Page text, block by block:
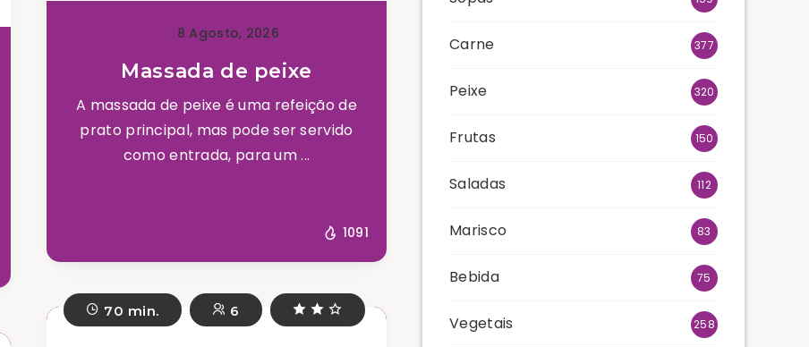
8 Agosto, 2026
Massada de peixe
A massada de peixe é uma refeição de
prato principal, mas pode ser servido
como entrada, para um ...
1091
70 min. 6
Carne 377
Peixe 320
Frutas 150
Saladas 112
Marisco 83
Bebida 75
Vegetais 258